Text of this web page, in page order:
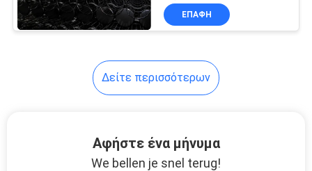
άνθρακα 4 πάχους 316
316L
ΕΠΑΦΉ
Δείτε περισσότερων
Αφήστε ένα μήνυμα
We bellen je snel terug!